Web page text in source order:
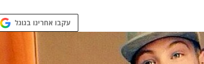
עקבו אחרינו בגוגל